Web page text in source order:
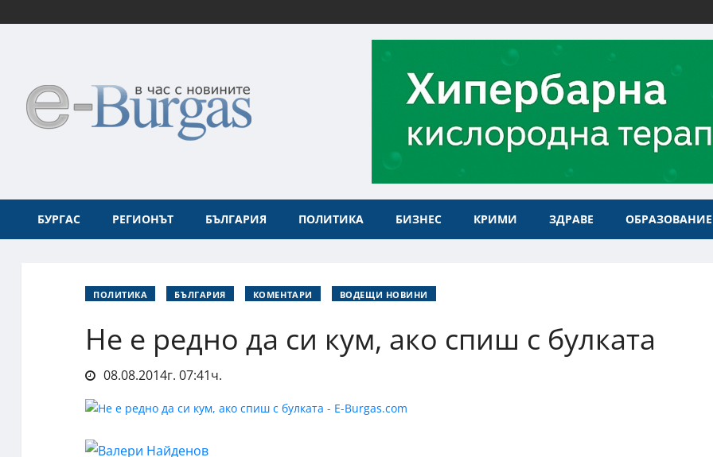
БУРГАС РЕГИОНЪТ БЪЛГАРИЯ ПОЛИТИКА БИЗНЕС КРИМИ ЗДРАВЕ ОБРАЗОВАНИЕ
ПОЛИТИКА БЪЛГАРИЯ КОМЕНТАРИ ВОДЕЩИ НОВИНИ
Не е редно да си кум, ако спиш с булката
08.08.2014г. 07:41ч.